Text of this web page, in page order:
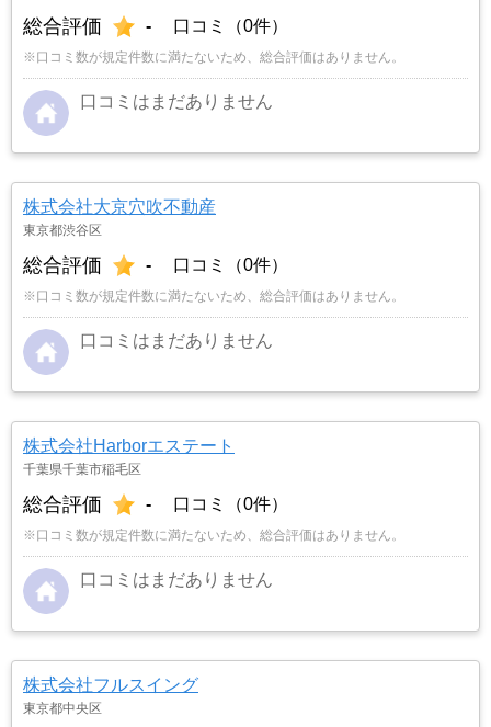
総合評価 - 口コミ（0件）
※口コミ数が規定件数に満たないため、総合評価はありません。
口コミはまだありません
株式会社大京穴吹不動産
東京都渋谷区
総合評価 - 口コミ（0件）
※口コミ数が規定件数に満たないため、総合評価はありません。
口コミはまだありません
株式会社Harborエステート
千葉県千葉市稲毛区
総合評価 - 口コミ（0件）
※口コミ数が規定件数に満たないため、総合評価はありません。
口コミはまだありません
株式会社フルスイング
東京都中央区